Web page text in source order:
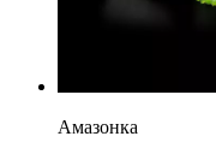
Амазонка